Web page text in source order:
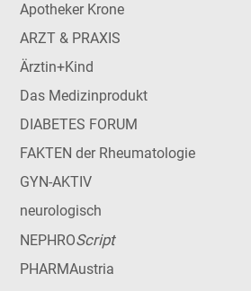
Apotheker Krone
ARZT & PRAXIS
Ärztin+Kind
Das Medizinprodukt
DIABETES FORUM
FAKTEN der Rheumatologie
GYN-AKTIV
neurologisch
NEPHROScript
PHARMAustria